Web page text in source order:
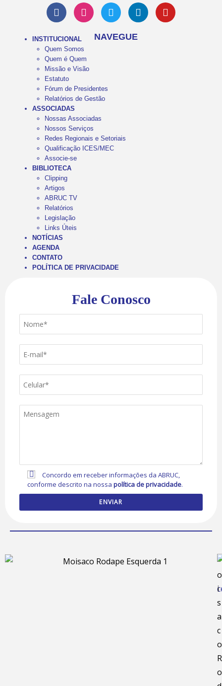
NAVEGUE
INSTITUCIONAL
Quem Somos
Quem é Quem
Missão e Visão
Estatuto
Fórum de Presidentes
Relatórios de Gestão
ASSOCIADAS
Nossas Associadas
Nossos Serviços
Redes Regionais e Setoriais
Qualificação ICES/MEC
Associe-se
BIBLIOTECA
Clipping
Artigos
ABRUC TV
Relatórios
Legislação
Links Úteis
NOTÍCIAS
AGENDA
CONTATO
POLÍTICA DE PRIVACIDADE
Fale Conosco
Concordo em receber informações da ABRUC,
conforme descrito na nossapolítica de privacidade.